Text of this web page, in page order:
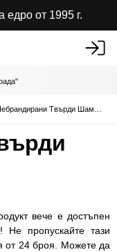
едро от 1995 г.
вече е достъпен
Не пропускайте тази
от 24 броя. Можете да